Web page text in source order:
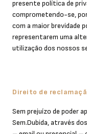
presente política de
comprometendo-se,
com a maior brevidade
representarem uma
utilização dos nossos
Direito de
Sem prejuízo de poder
Sem.Dubida, através